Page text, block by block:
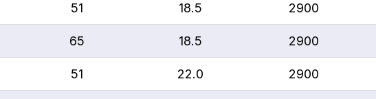
51 18.5 2900
65 18.5 2900
51 22.0 2900